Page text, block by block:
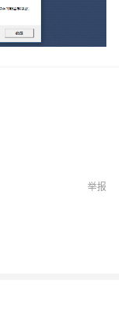
举报